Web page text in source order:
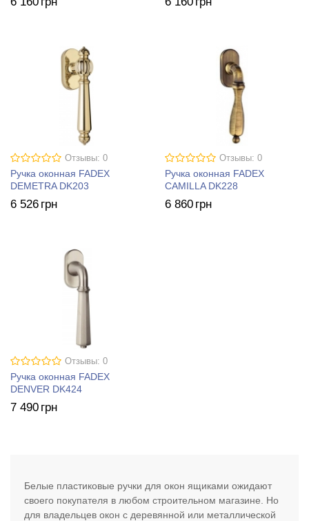
Отзывы: 0
Ручка оконная FADEX
DEMETRA DK203
6 526 грн
Отзывы: 0
Ручка оконная FADEX
CAMILLA DK228
6 860 грн
Отзывы: 0
Ручка оконная FADEX
DENVER DK424
7 490 грн
Белые пластиковые ручки для окон ящиками ожидают
своего покупателя в любом строительном магазине. Но
для владельцев окон с деревянной или металлической